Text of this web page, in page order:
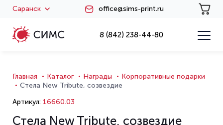
Саранск office@sims-print.ru
8 (842) 238-44-80
Главная Каталог Награды
Корпоративные подарки
Стела New Tribute, созвездие
Артикул: 16660.03
Стела New Tribute, созвездие